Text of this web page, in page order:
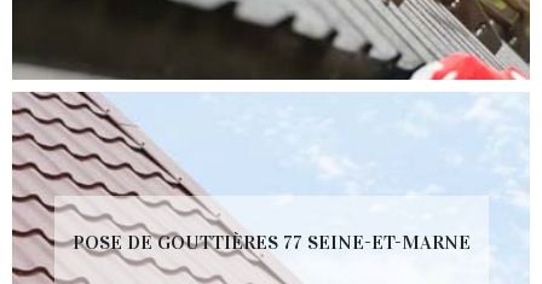
POSE DE GOUTTIÈRES 77 SEINE-ET-MARNE